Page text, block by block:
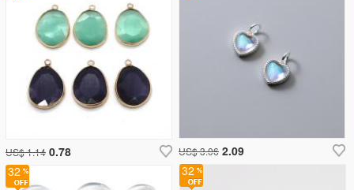
32 32
US$ 1.14 0.78 US$ 3.06 2.09